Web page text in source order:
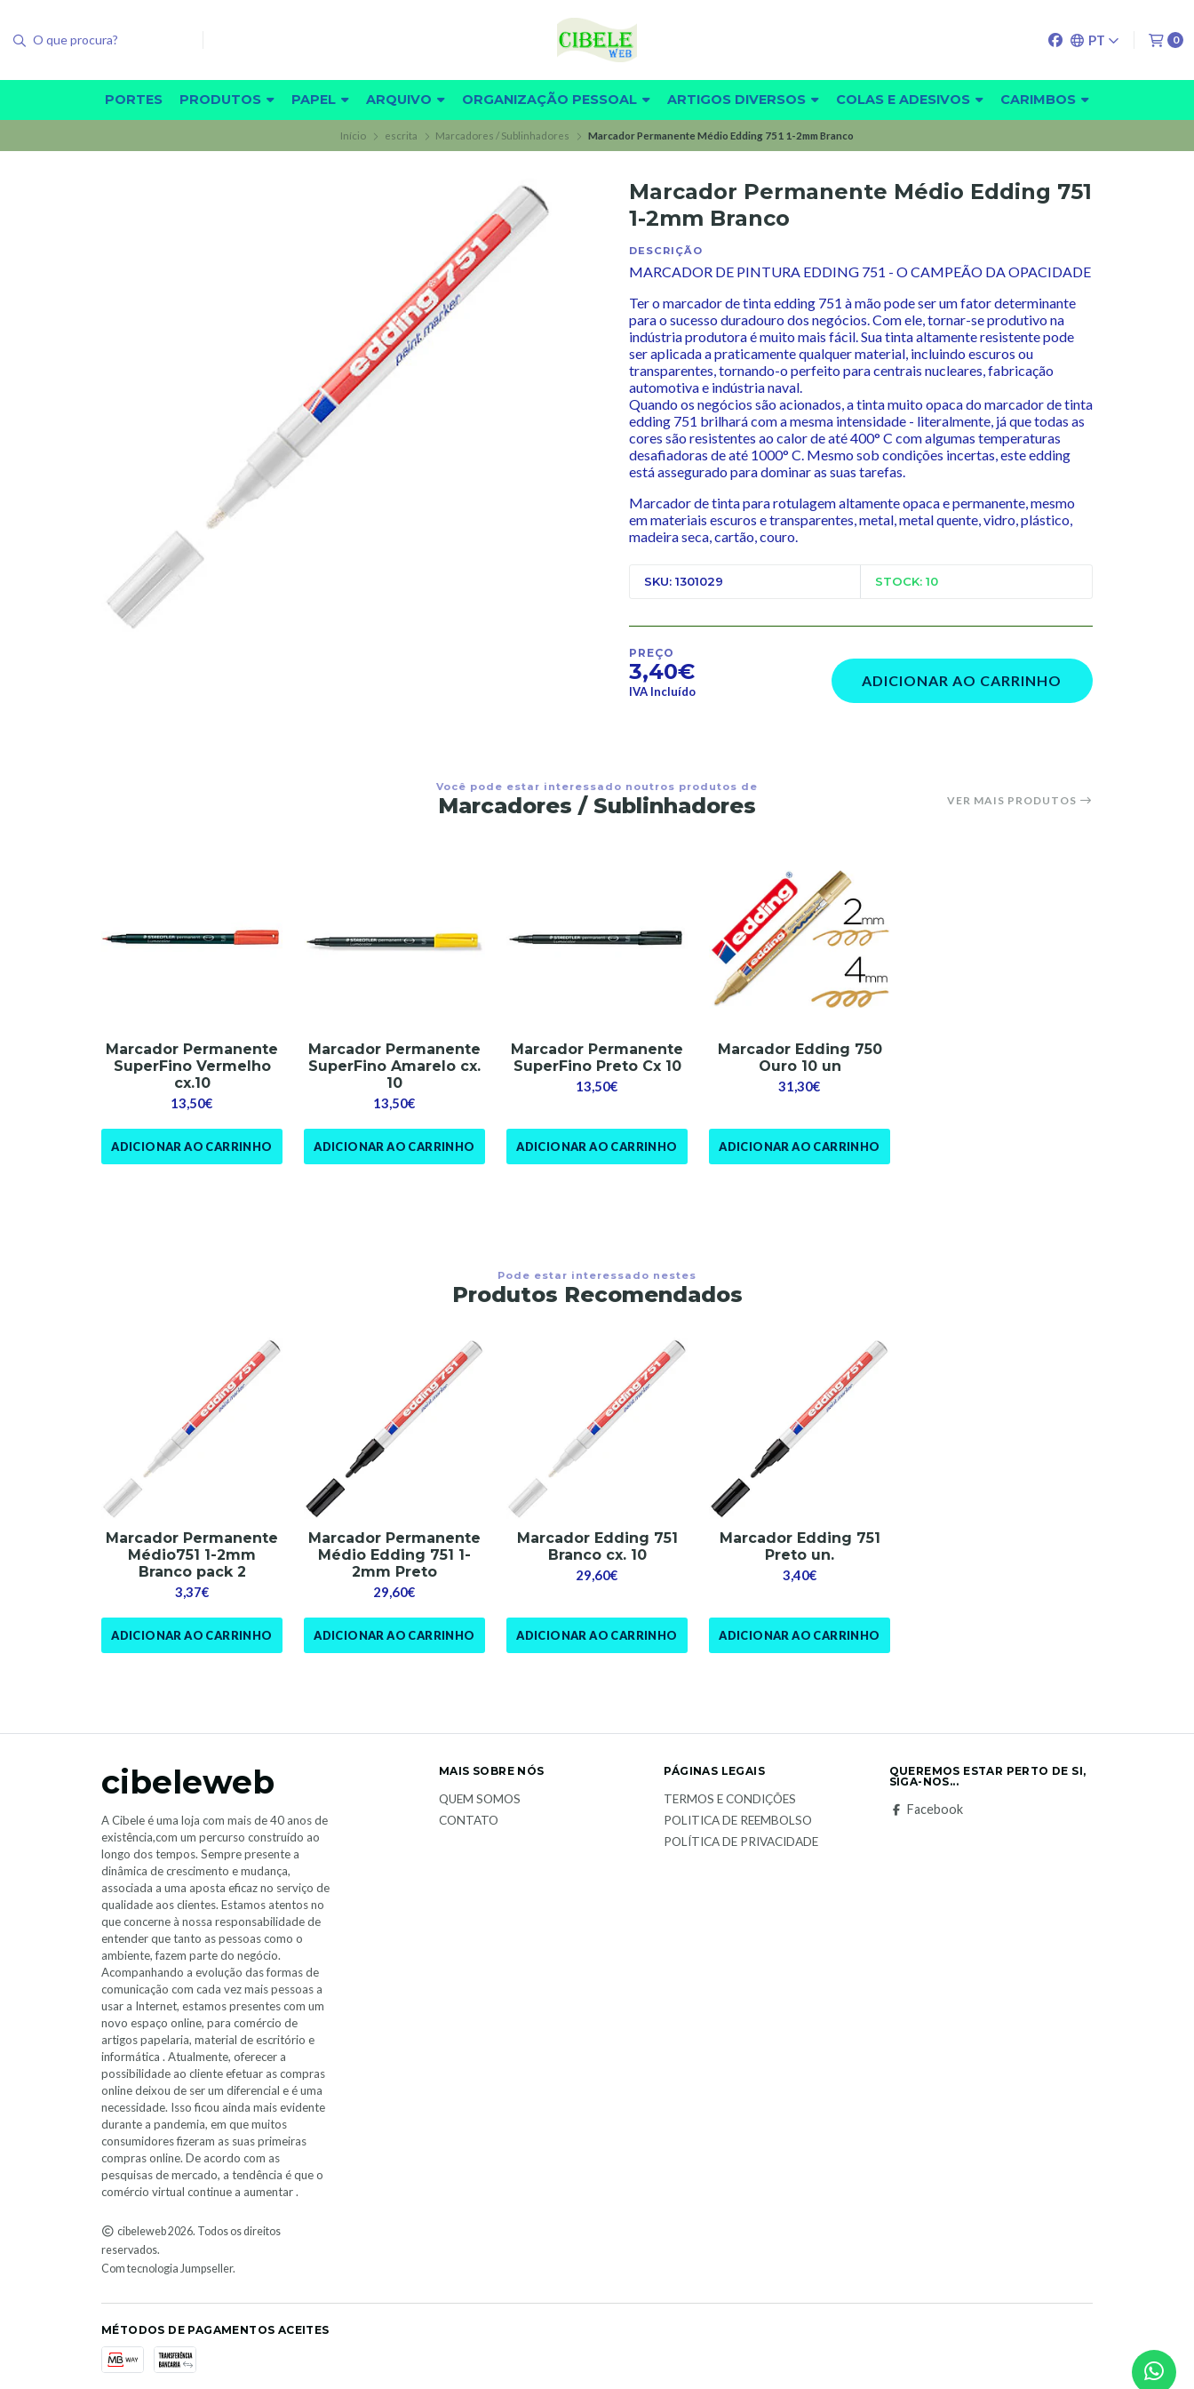
PT 0
PORTES PRODUTOS PAPEL ARQUIVO ORGANIZAÇÃO PESSOAL ARTIGOS DIVERSOS COLAS E ADESIVOS CARIMBOS
Início escrita Marcadores / Sublinhadores Marcador Permanente Médio Edding 751 1-2mm Branco
Marcador Permanente Médio Edding 751
1-2mm Branco
DESCRIÇÃO
MARCADOR DE PINTURA EDDING 751 - O CAMPEÃO DA OPACIDADE
Ter o marcador de tinta edding 751 à mão pode ser um fator determinante
para o sucesso duradouro dos negócios. Com ele, tornar-se produtivo na
indústria produtora é muito mais fácil. Sua tinta altamente resistente pode
ser aplicada a praticamente qualquer material, incluindo escuros ou
transparentes, tornando-o perfeito para centrais nucleares, fabricação
automotiva e indústria naval.
Quando os negócios são acionados, a tinta muito opaca do marcador de tinta
edding 751 brilhará com a mesma intensidade - literalmente, já que todas as
cores são resistentes ao calor de até 400° C com algumas temperaturas
desafiadoras de até 1000° C. Mesmo sob condições incertas, este edding
está assegurado para dominar as suas tarefas.
Marcador de tinta para rotulagem altamente opaca e permanente, mesmo
em materiais escuros e transparentes, metal, metal quente, vidro, plástico,
madeira seca, cartão, couro.
SKU: 1301029 STOCK: 10
PREÇO
3,40€
IVA Incluído
ADICIONAR AO CARRINHO
Você pode estar interessado noutros produtos de
Marcadores / Sublinhadores VER MAIS PRODUTOS
Marcador Permanente
SuperFino Vermelho
cx.10
13,50€
ADICIONAR AO CARRINHO
Marcador Permanente
SuperFino Amarelo cx.
10
13,50€
ADICIONAR AO CARRINHO
Marcador Permanente
SuperFino Preto Cx 10
13,50€
ADICIONAR AO CARRINHO
Marcador Edding 750
Ouro 10 un
31,30€
ADICIONAR AO CARRINHO
Pode estar interessado nestes
Produtos Recomendados
Marcador Permanente
Médio751 1-2mm
Branco pack 2
3,37€
ADICIONAR AO CARRINHO
Marcador Permanente
Médio Edding 751 1-
2mm Preto
29,60€
ADICIONAR AO CARRINHO
Marcador Edding 751
Branco cx. 10
29,60€
ADICIONAR AO CARRINHO
Marcador Edding 751
Preto un.
3,40€
ADICIONAR AO CARRINHO
cibeleweb
A Cibele é uma loja com mais de 40 anos de
existência,com um percurso construído ao
longo dos tempos. Sempre presente a
dinâmica de crescimento e mudança,
associada a uma aposta eficaz no serviço de
qualidade aos clientes. Estamos atentos no
que concerne à nossa responsabilidade de
entender que tanto as pessoas como o
ambiente, fazem parte do negócio.
Acompanhando a evolução das formas de
comunicação com cada vez mais pessoas a
usar a Internet, estamos presentes com um
novo espaço online, para comércio de
artigos papelaria, material de escritório e
informática . Atualmente, oferecer a
possibilidade ao cliente efetuar as compras
online deixou de ser um diferencial e é uma
necessidade. Isso ficou ainda mais evidente
durante a pandemia, em que muitos
consumidores fizeram as suas primeiras
compras online. De acordo com as
pesquisas de mercado, a tendência é que o
comércio virtual continue a aumentar .
cibeleweb 2026. Todos os direitos
reservados.
Com tecnologia Jumpseller.
MAIS SOBRE NÓS
QUEM SOMOS
CONTATO
PÁGINAS LEGAIS
TERMOS E CONDIÇÕES
POLITICA DE REEMBOLSO
POLÍTICA DE PRIVACIDADE
QUEREMOS ESTAR PERTO DE SI,
SIGA-NOS...
Facebook
MÉTODOS DE PAGAMENTOS ACEITES